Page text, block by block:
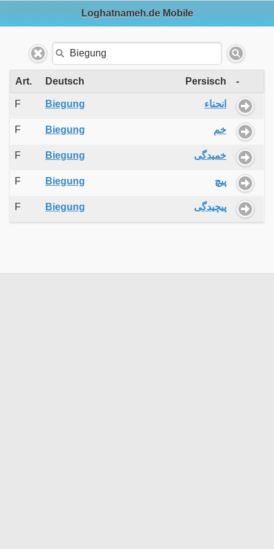
Loghatnameh.de Mobile
Art. Deutsch Persisch -
F Biegung انحناء
F Biegung خم
F Biegung خمیدگی
F Biegung پیچ
F Biegung پیچیدگی